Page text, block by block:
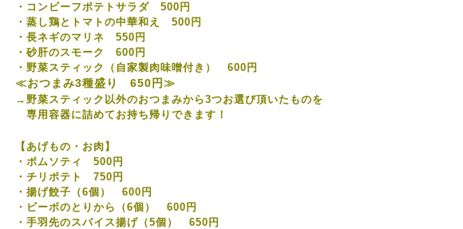
・コンビーフポテトサラダ 500円
・蒸し鶏とトマトの中華和え 500円
・長ネギのマリネ 550円
・砂肝のスモーク 600円
・野菜スティック（自家製肉味噌付き） 600円
≪おつまみ3種盛り 650円≫
→野菜スティック以外のおつまみから3つお選び頂いたものを
専用容器に詰めてお持ち帰りできます！
【あげもの・お肉】
・ポムソティ 500円
・チリポテト 750円
・揚げ餃子（6個） 600円
・ビーボのとりから（6個） 600円
・手羽先のスパイス揚げ（5個） 650円